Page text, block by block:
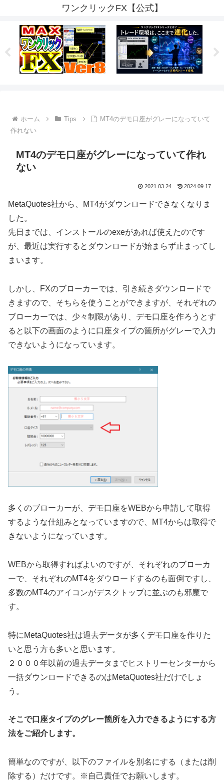
ワンクリックFX【公式】
ホーム Tips
MT4のデモ口座がグレーになっていて
作れない
MT4のデモ口座がグレーになっていて作れ
ない
2021.03.24 2024.09.17
MetaQuotes社から、MT4がダウンロードできなくなりま
した。
先日までは、インストールのexeがあれば使えたのです
が、最近は実行するとダウンロードが始まらず止まってし
まいます。
しかし、FXのブローカーでは、引き続きダウンロードで
きますので、そちらを使うことができますが、それぞれの
ブローカーでは、少々制限があり、デモ口座を作ろうとす
ると以下の画面のように口座タイプの箇所がグレーで入力
できないようになっています。
多くのブローカーが、デモ口座をWEBから申請して取得
するような仕組みとなっていますので、MT4からは取得で
きないようになっています。
WEBから取得すればよいのですが、それぞれのブローカ
ーで、それぞれのMT4をダウロードするのも面倒ですし、
多数のMT4のアイコンがデスクトップに並ぶのも邪魔で
す。
特にMetaQuotes社は過去データが多くデモ口座を作りた
いと思う方も多いと思います。
２０００年以前の過去データまでヒストリーセンターから
一括ダウンロードできるのはMetaQuotes社だけでしょ
う。
そこで口座タイプのグレー箇所を入力できるようにする方
法をご紹介します。
簡単なのですが、以下のファイルを別名にする（または削
除する）だけです。※自己責任でお願いします。